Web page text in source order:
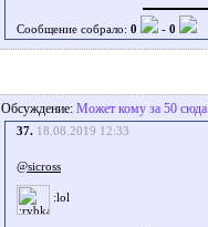
Сообщение собрало: 0 - 0
Обсуждение: Может кому за 50 сюда
37. 18.08.2019 12:33
@sicross